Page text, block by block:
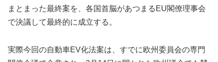
まとまった最終案を、各国首脳があつまるEU閣僚理事会
で決議して最終的に成立する。
実際今回の自動車EV化法案は、すでに欧州委員会の専門